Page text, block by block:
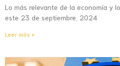
Lo más relevante de la economía y
este 23 de septiembre, 2024
Leer más »